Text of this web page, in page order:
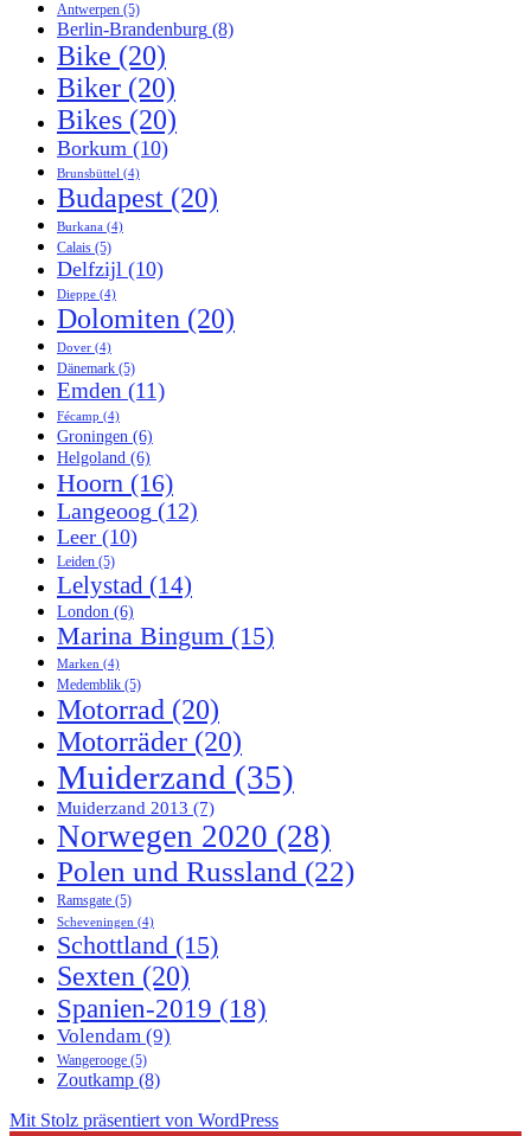
Antwerpen (5)
Berlin-Brandenburg (8)
Bike (20)
Biker (20)
Bikes (20)
Borkum (10)
Brunsbüttel (4)
Budapest (20)
Burkana (4)
Calais (5)
Delfzijl (10)
Dieppe (4)
Dolomiten (20)
Dover (4)
Dänemark (5)
Emden (11)
Fécamp (4)
Groningen (6)
Helgoland (6)
Hoorn (16)
Langeoog (12)
Leer (10)
Leiden (5)
Lelystad (14)
London (6)
Marina Bingum (15)
Marken (4)
Medemblik (5)
Motorrad (20)
Motorräder (20)
Muiderzand (35)
Muiderzand 2013 (7)
Norwegen 2020 (28)
Polen und Russland (22)
Ramsgate (5)
Scheveningen (4)
Schottland (15)
Sexten (20)
Spanien-2019 (18)
Volendam (9)
Wangerooge (5)
Zoutkamp (8)
Mit Stolz präsentiert von WordPress